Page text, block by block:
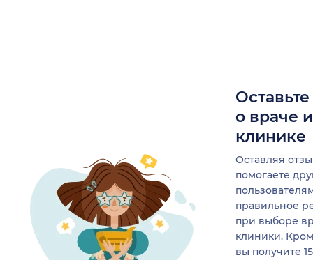
о враче
клинике
Оставляя
помогаете
правильное
при выборе
клиники.
вы получите